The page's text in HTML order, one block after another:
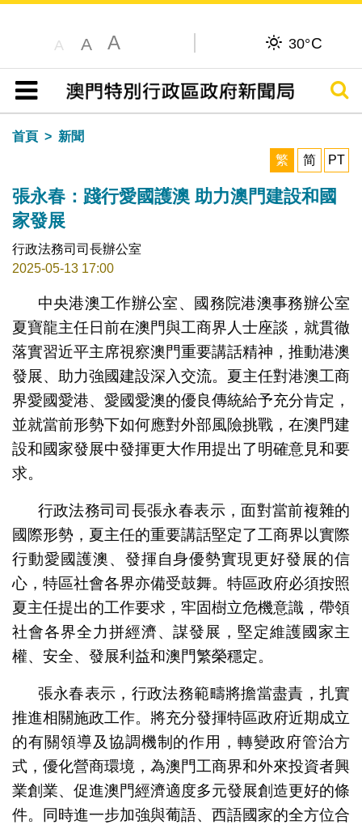
A A A 30°C
目錄
搜尋
首頁
新聞
繁
简 PT
張永春：踐行愛國護澳 助力澳門建設和國
家發展
行政法務司司長辦公室
2025-05-13 17:00
中央港澳工作辦公室、國務院港澳事務辦公室
夏寶龍主任日前在澳門與工商界人士座談，就貫徹
落實習近平主席視察澳門重要講話精神，推動港澳
發展、助力強國建設深入交流。夏主任對港澳工商
界愛國愛港、愛國愛澳的優良傳統給予充分肯定，
並就當前形勢下如何應對外部風險挑戰，在澳門建
設和國家發展中發揮更大作用提出了明確意見和要
求。
行政法務司司長張永春表示，面對當前複雜的
國際形勢，夏主任的重要講話堅定了工商界以實際
行動愛國護澳、發揮自身優勢實現更好發展的信
心，特區社會各界亦備受鼓舞。特區政府必須按照
夏主任提出的工作要求，牢固樹立危機意識，帶領
社會各界全力拼經濟、謀發展，堅定維護國家主
權、安全、發展利益和澳門繁榮穩定。
張永春表示，行政法務範疇將擔當盡責，扎實
推進相關施政工作。將充分發揮特區政府近期成立
的有關領導及協調機制的作用，轉變政府管治方
式，優化營商環境，為澳門工商界和外來投資者興
業創業、促進澳門經濟適度多元發展創造更好的條
件。同時進一步加強與葡語、西語國家的全方位合